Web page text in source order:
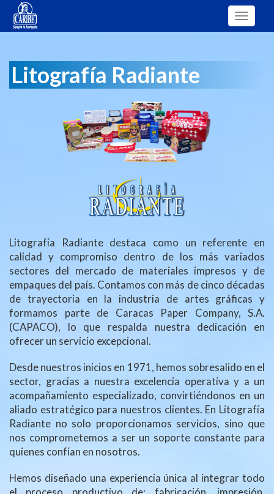
Toggle
Litografía Radiante
Litografía Radiante destaca como un referente en
calidad y compromiso dentro de los más variados
sectores del mercado de materiales impresos y de
empaques del país. Contamos con más de cinco décadas
de trayectoria en la industria de artes gráficas y
formamos parte de Caracas Paper Company, S.A.
(CAPACO), lo que respalda nuestra dedicación en
ofrecer un servicio excepcional.
Desde nuestros inicios en 1971, hemos sobresalido en el
sector, gracias a nuestra excelencia operativa y a un
acompañamiento especializado, convirtiéndonos en un
aliado estratégico para nuestros clientes. En Litografía
Radiante no solo proporcionamos servicios, sino que
nos comprometemos a ser un soporte constante para
quienes confían en nosotros.
Hemos diseñado una experiencia única al integrar todo